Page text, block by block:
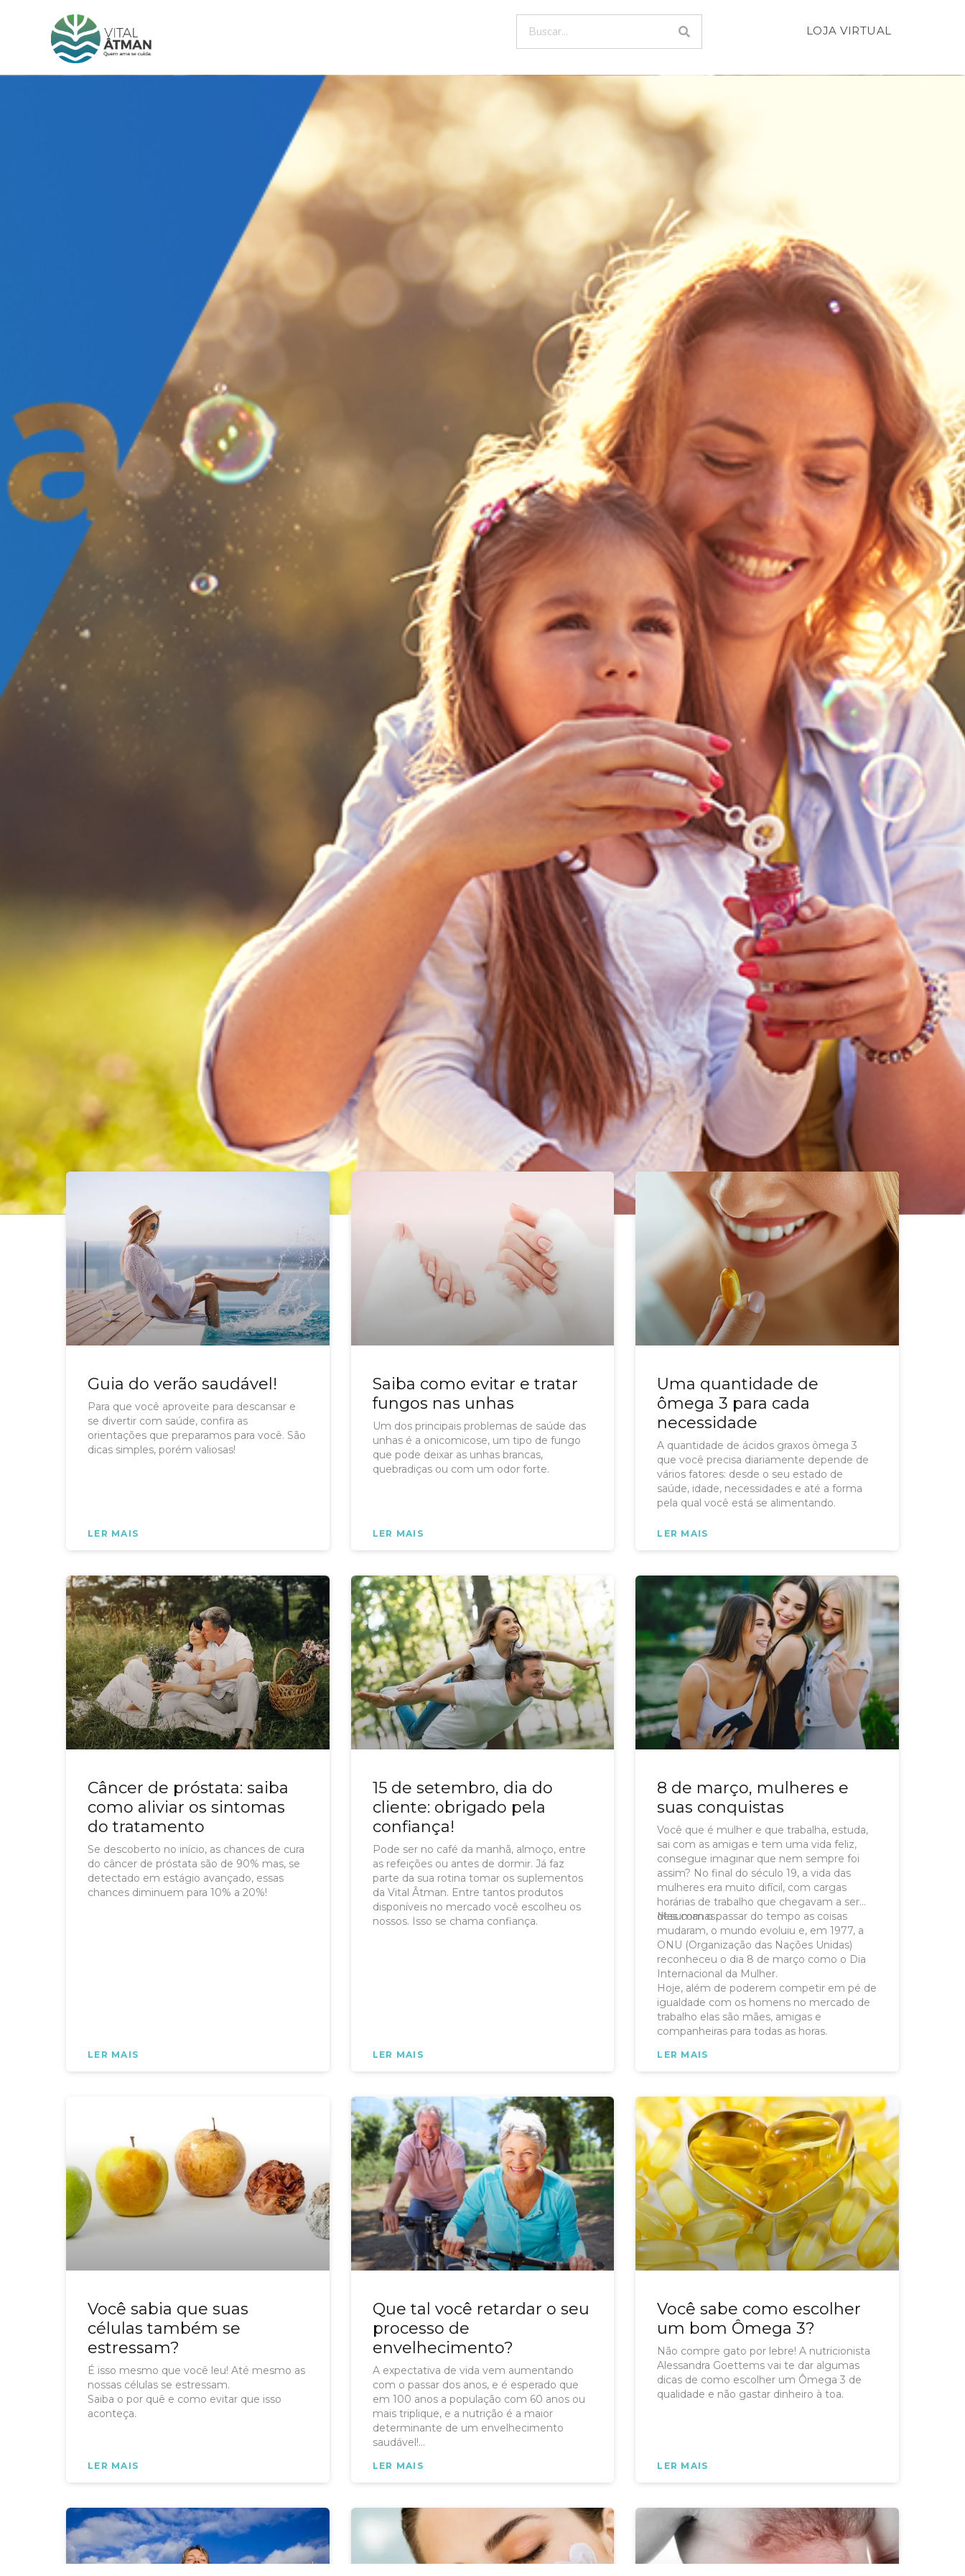
LOJA VIRTUAL
Você Sabia?
Guia do verão saudável!
Para que você aproveite para descansar e
se divertir com saúde, confira as
orientações que preparamos para você. São
dicas simples, porém valiosas!
LER MAIS
Saiba como evitar e tratar
fungos nas unhas
Um dos principais problemas de saúde das
unhas é a onicomicose, um tipo de fungo
que pode deixar as unhas brancas,
quebradiças ou com um odor forte.
LER MAIS
Uma quantidade de
ômega 3 para cada
necessidade
A quantidade de ácidos graxos ômega 3
que você precisa diariamente depende de
vários fatores: desde o seu estado de
saúde, idade, necessidades e até a forma
pela qual você está se alimentando.
LER MAIS
Câncer de próstata: saiba
como aliviar os sintomas
do tratamento
Se descoberto no início, as chances de cura
do câncer de próstata são de 90% mas, se
detectado em estágio avançado, essas
chances diminuem para 10% a 20%!
LER MAIS
15 de setembro, dia do
cliente: obrigado pela
confiança!
Pode ser no café da manhã, almoço, entre
as refeições ou antes de dormir. Já faz
parte da sua rotina tomar os suplementos
da Vital Âtman. Entre tantos produtos
disponíveis no mercado você escolheu os
nossos. Isso se chama confiança.
LER MAIS
8 de março, mulheres e
suas conquistas
Você que é mulher e que trabalha, estuda,
sai com as amigas e tem uma vida feliz,
consegue imaginar que nem sempre foi
assim? No final do século 19, a vida das
mulheres era muito difícil, com cargas
horárias de trabalho que chegavam a ser
desumanas.
Mas com o passar do tempo as coisas
mudaram, o mundo evoluiu e, em 1977, a
ONU (Organização das Nações Unidas)
reconheceu o dia 8 de março como o Dia
Internacional da Mulher.
Hoje, além de poderem competir em pé de
igualdade com os homens no mercado de
trabalho elas são mães, amigas e
companheiras para todas as horas.
LER MAIS
Você sabia que suas
células também se
estressam?
É isso mesmo que você leu! Até mesmo as
nossas células se estressam.
Saiba o por quê e como evitar que isso
aconteça.
LER MAIS
Que tal você retardar o seu
processo de
envelhecimento?
A expectativa de vida vem aumentando
com o passar dos anos, e é esperado que
em 100 anos a população com 60 anos ou
mais triplique, e a nutrição é a maior
determinante de um envelhecimento
saudável!
desempenham um papel importante nesse
LER MAIS
Você sabe como escolher
um bom Ômega 3?
Não compre gato por lebre! A nutricionista
Alessandra Goettems vai te dar algumas
dicas de como escolher um Ômega 3 de
qualidade e não gastar dinheiro à toa.
LER MAIS